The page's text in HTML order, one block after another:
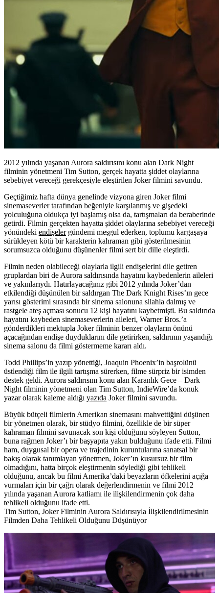
2012 yılında yaşanan Aurora saldırısını konu alan Dark Night
filminin yönetmeni Tim Sutton, gerçek hayatta şiddet olaylarına
sebebiyet vereceği gerekçesiyle eleştirilen Joker filmini savundu.
Geçtiğimiz hafta dünya genelinde vizyona giren Jokerfilmi
sinemaseverler tarafından beğeniyle karşılanmış ve gişedeki
yolculuğuna oldukça iyi başlamış olsa da, tartışmaları da beraberinde
getirdi. Filmin gerçekten hayatta şiddet olaylarına sebebiyet vereceği
yönündeki endişelergündemi meşgul ederken, toplumu kargaşaya
sürükleyen kötü bir karakterin kahraman gibi gösterilmesinin
sorumsuzca olduğunu düşünenler filmi sert bir dille eleştirdi.
Filmin neden olabileceği olaylarla ilgili endişelerini dile getiren
gruplardan biri de Aurora saldırısında hayatını kaybedenlerin aileleri
ve yakınlarıydı. Hatırlayacağınız gibi 2012 yılında Joker’dan
etkilendiği düşünülen bir saldırgan The Dark Knight Rises’ın gece
yarısı gösterimi sırasında bir sinema salonuna silahla dalmış ve
rastgele ateş açması sonucu 12 kişi hayatını kaybetmişti. Bu saldırıda
hayatını kaybeden sinemaseverlerin aileleri, Warner Bros.’a
gönderdikleri mektupla Joker filminin benzer olayların önünü
açacağından endişe duyduklarını dile getirirken, saldırının yaşandığı
sinema salonu da filmi göstermeme kararı aldı.
Todd Phillips’in yazıp yönettiği, Joaquin Phoenix’in başrolünü
üstlendiği film ile ilgili tartışma sürerken, filme sürpriz bir isimden
destek geldi. Aurora saldırısını konu alan Karanlık Gece – Dark
Night filminin yönetmeni olan Tim Sutton, IndieWire’da konuk
yazar olarak kaleme aldığı yazıda Joker filmini savundu.
Büyük bütçeli filmlerin Amerikan sinemasını mahvettiğini düşünen
bir yönetmen olarak, bir stüdyo filmini, özellikle de bir süper
kahraman filmini savunacak son kişi olduğunu söyleyen Sutton,
buna rağmen Joker’ı bir başyapıta yakın bulduğunu ifade etti. Filmi
ham, duygusal bir opera ve trajedinin kuruntularına sanatsal bir
bakış olarak tanımlayan yönetmen, Joker’ın kusursuz bir film
olmadığını, hatta birçok eleştirmenin söylediği gibi tehlikeli
olduğunu, ancak bu filmi Amerika’daki beyazların öfkelerini açığa
vurmaları için bir çağrı olarak değerlendirmenin ve filmi 2012
yılında yaşanan Aurora katliamı ile ilişkilendirmenin çok daha
tehlikeli olduğunu ifade etti.
Tim Sutton, Joker Filminin Aurora Saldırısıyla İlişkilendirilmesinin
Filmden Daha Tehlikeli Olduğunu Düşünüyor